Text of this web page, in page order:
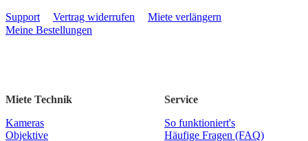
Support Vertrag widerrufen
Miete verlängern
Meine Bestellungen
Miete Technik
Kameras
Objektive
Service
So funktioniert's
Häufige Fragen (FAQ)